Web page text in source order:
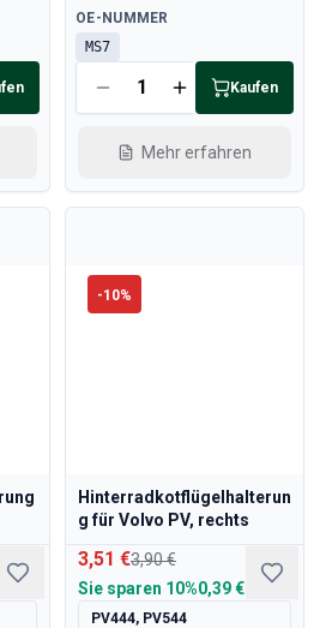
Verfügbar
OE-NUMMER
MS7
Kaufen
Mehr erfahren
-10%
Hinterradkotflügelhalterun
g für Volvo PV, rechts
3,51 €3,90 €
Sie sparen 10%0,39 €
PV444, PV544